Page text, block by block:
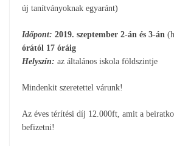
új tanítványoknak egyaránt)
Időpont: 2019. szeptember 2-án és 3-án
órától 17 óráig
Helyszín: az általános iskola földszintje
Mindenkit szeretettel várunk!
Az éves térítési díj 12.000ft, amit a
befizetni!